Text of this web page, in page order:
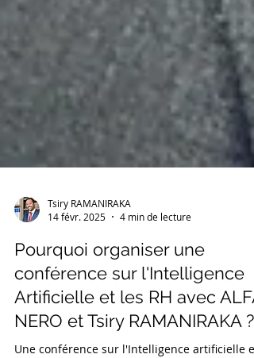
Tsiry RAMANIRAKA
14 févr. 2025
4 min de lecture
Pourquoi organiser une
conférence sur l'Intelligence
Artificielle et les RH avec ALFA